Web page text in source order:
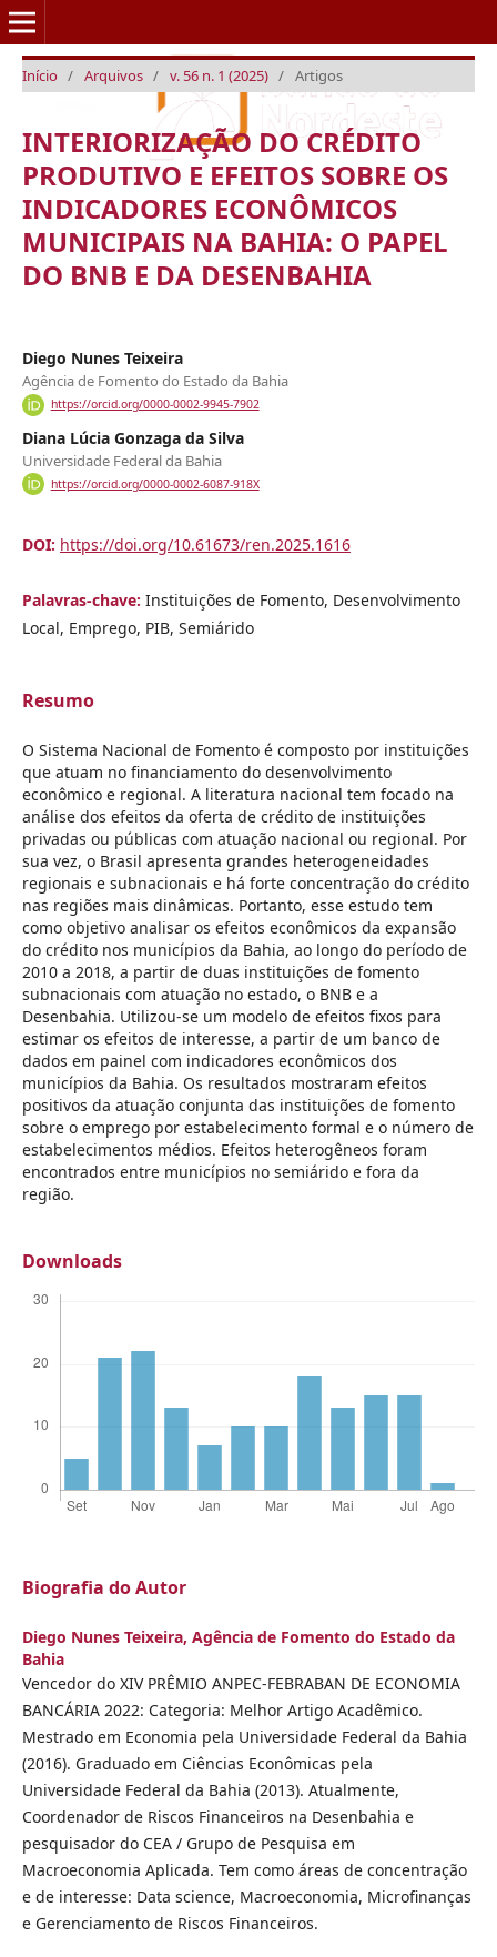
Início / Arquivos / v. 56 n. 1 (2025) / Artigos
INTERIORIZAÇÃO DO CRÉDITO
PRODUTIVO E EFEITOS SOBRE OS
INDICADORES ECONÔMICOS
MUNICIPAIS NA BAHIA: O PAPEL
DO BNB E DA DESENBAHIA
Diego Nunes Teixeira
Agência de Fomento do Estado da Bahia
https://orcid.org/0000-0002-9945-7902
Diana Lúcia Gonzaga da Silva
Universidade Federal da Bahia
https://orcid.org/0000-0002-6087-918X
DOI: https://doi.org/10.61673/ren.2025.1616
Palavras-chave: Instituições de Fomento, Desenvolvimento
Local, Emprego, PIB, Semiárido
Resumo
O Sistema Nacional de Fomento é composto por instituições
que atuam no financiamento do desenvolvimento
econômico e regional. A literatura nacional tem focado na
análise dos efeitos da oferta de crédito de instituições
privadas ou públicas com atuação nacional ou regional. Por
sua vez, o Brasil apresenta grandes heterogeneidades
regionais e subnacionais e há forte concentração do crédito
nas regiões mais dinâmicas. Portanto, esse estudo tem
como objetivo analisar os efeitos econômicos da expansão
do crédito nos municípios da Bahia, ao longo do período de
2010 a 2018, a partir de duas instituições de fomento
subnacionais com atuação no estado, o BNB e a
Desenbahia. Utilizou-se um modelo de efeitos fixos para
estimar os efeitos de interesse, a partir de um banco de
dados em painel com indicadores econômicos dos
municípios da Bahia. Os resultados mostraram efeitos
positivos da atuação conjunta das instituições de fomento
sobre o emprego por estabelecimento formal e o número de
estabelecimentos médios. Efeitos heterogêneos foram
encontrados entre municípios no semiárido e fora da
região.
Downloads
Biografia do Autor
Diego Nunes Teixeira, Agência de Fomento do Estado da
Bahia
Vencedor do XIV PRÊMIO ANPEC-FEBRABAN DE ECONOMIA
BANCÁRIA 2022: Categoria: Melhor Artigo Acadêmico.
Mestrado em Economia pela Universidade Federal da Bahia
(2016). Graduado em Ciências Econômicas pela
Universidade Federal da Bahia (2013). Atualmente,
Coordenador de Riscos Financeiros na Desenbahia e
pesquisador do CEA / Grupo de Pesquisa em
Macroeconomia Aplicada. Tem como áreas de concentração
e de interesse: Data science, Macroeconomia, Microfinanças
e Gerenciamento de Riscos Financeiros.